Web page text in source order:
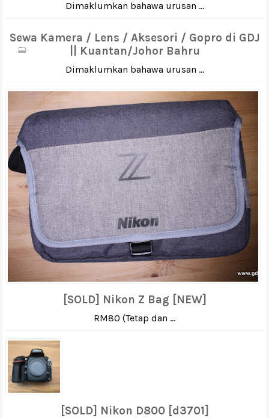
Dimaklumkan bahawa urusan ...
Sewa Kamera / Lens / Aksesori / Gopro di GDJ
|| Kuantan/Johor Bahru
Dimaklumkan bahawa urusan ...
[SOLD] Nikon Z Bag [NEW]
RM80 (Tetap dan ...
[SOLD] Nikon D800 [d3701]